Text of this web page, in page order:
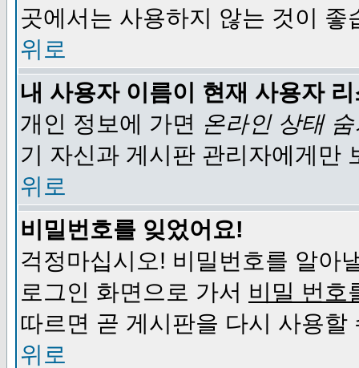
곳에서는 사용하지 않는 것이 좋
위로
내 사용자 이름이 현재 사용자
개인 정보에 가면 온라인 상태
기 자신과 게시판 관리자에게만
위로
비밀번호를 잊었어요!
걱정마십시오! 비밀번호를 알아
로그인 화면으로 가서 비밀 번호
따르면 곧 게시판을 다시 사용할
위로